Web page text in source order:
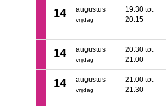
14 augustus
vrijdag
19:30 tot
20:15
14 augustus
vrijdag
20:30 tot
21:00
14 augustus
vrijdag
21:00 tot
21:30